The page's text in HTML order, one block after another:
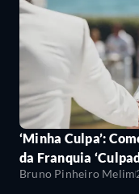
‘Minha Culpa’:
da Franquia
Bruno Pinheiro Melim